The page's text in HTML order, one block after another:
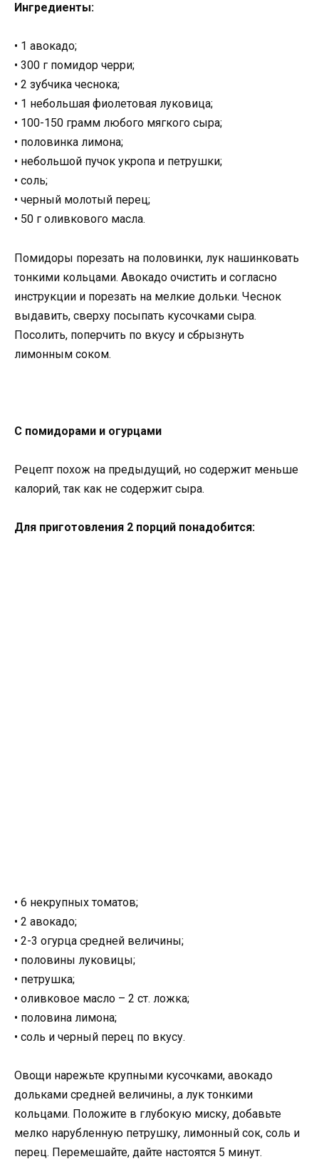
Ингредиенты:
• 1 авокадо;
• 300 г помидор черри;
• 2 зубчика чеснока;
• 1 небольшая фиолетовая луковица;
• 100-150 грамм любого мягкого сыра;
• половинка лимона;
• небольшой пучок укропа и петрушки;
• соль;
• черный молотый перец;
• 50 г оливкового масла.
Помидоры порезать на половинки, лук нашинковать
тонкими кольцами. Авокадо очистить и согласно
инструкции и порезать на мелкие дольки. Чеснок
выдавить, сверху посыпать кусочками сыра.
Посолить, поперчить по вкусу и сбрызнуть
лимонным соком.
С помидорами и огурцами
Рецепт похож на предыдущий, но содержит меньше
калорий, так как не содержит сыра.
Для приготовления 2 порций понадобится:
• 6 некрупных томатов;
• 2 авокадо;
• 2-3 огурца средней величины;
• половины луковицы;
• петрушка;
• оливковое масло – 2 ст. ложка;
• половина лимона;
• соль и черный перец по вкусу.
Овощи нарежьте крупными кусочками, авокадо
дольками средней величины, а лук тонкими
кольцами. Положите в глубокую миску, добавьте
мелко нарубленную петрушку, лимонный сок, соль и
перец. Перемешайте, дайте настоятся 5 минут.